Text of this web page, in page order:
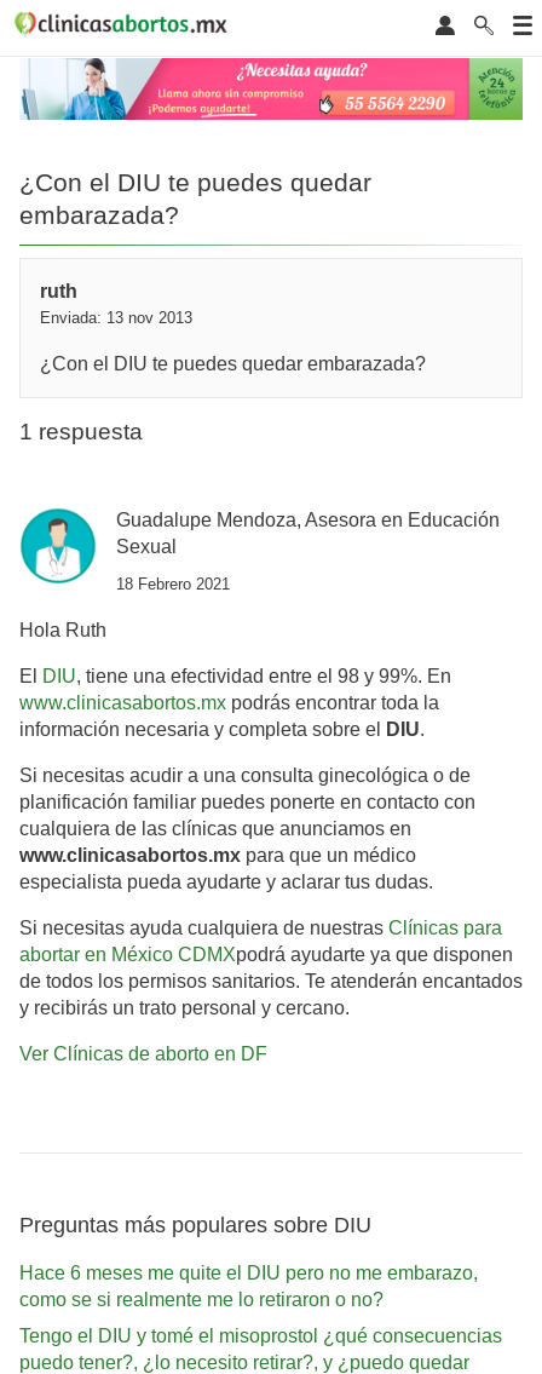
¿Con el DIU te puedes quedar
embarazada?
ruth
Enviada: 13 nov 2013
¿Con el DIU te puedes quedar embarazada?
1 respuesta
Guadalupe Mendoza, Asesora en Educación
Sexual
18 Febrero 2021
Hola Ruth
El DIU, tiene una efectividad entre el 98 y 99%. En
www.clinicasabortos.mx podrás encontrar toda la
información necesaria y completa sobre el
DIU.
Si necesitas acudir a una consulta ginecológica o de
planificación familiar puedes ponerte en contacto con
cualquiera de las clínicas que anunciamos en
www.clinicasabortos.mx para que un médico
especialista pueda ayudarte y aclarar tus dudas.
Si necesitas ayuda cualquiera de nuestras Clínicas para
abortar en México CDMXpodrá ayudarte ya que disponen
de todos los permisos sanitarios. Te atenderán encantados
y recibirás un trato personal y cercano.
Ver Clínicas de aborto en DF
Preguntas más populares sobre DIU
Hace 6 meses me quite el DIU pero no me embarazo,
como se si realmente me lo retiraron o no?
Tengo el DIU y tomé el misoprostol ¿qué consecuencias
puedo tener?, ¿lo necesito retirar?, y ¿puedo quedar